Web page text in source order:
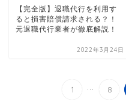
【完全版】退職代行を利用す
ると損害賠償請求される？！
元退職代行業者が徹底解説！
2022年3月24日
1 ... 8